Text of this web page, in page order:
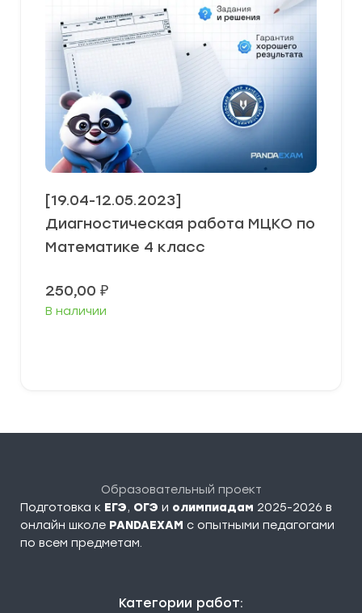
[19.04-12.05.2023]
Диагностическая работа МЦКО по
Математике 4 класс
250,00 ₽
В наличии
Образовательный проект
Подготовка к ЕГЭ, ОГЭ и олимпиадам 2025-2026 в
онлайн школе PANDAEXAM c опытными педагогами
по всем предметам.
Категории работ: